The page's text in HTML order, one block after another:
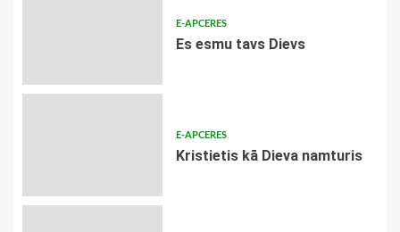
E-APCERES
Es esmu tavs Dievs
E-APCERES
Kristietis kā Dieva namturis